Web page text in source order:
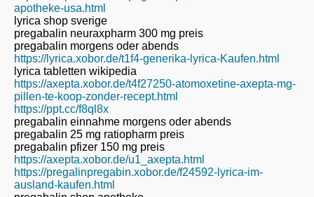
apotheke-usa.html
lyrica shop sverige
pregabalin neuraxpharm 300 mg preis
pregabalin morgens oder abends
https://lyrica.xobor.de/t1f4-generika-lyrica-Kaufen.html
lyrica tabletten wikipedia
https://axepta.xobor.de/t4f27250-atomoxetine-axepta-mg-
pillen-te-koop-zonder-recept.html
https://ppt.cc/f8ql8x
pregabalin einnahme morgens oder abends
pregabalin 25 mg ratiopharm preis
pregabalin pfizer 150 mg preis
https://axepta.xobor.de/u1_axepta.html
https://pregalinpregabin.xobor.de/f24592-lyrica-im-
ausland-kaufen.html